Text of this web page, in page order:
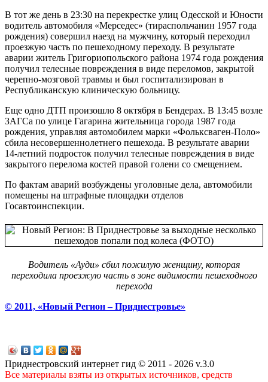
В тот же день в 23:30 на перекрестке улиц Одесской и Юности
водитель автомобиля «Мерседес» (тираспольчанин 1957 года
рождения) совершил наезд на мужчину, который переходил
проезжую часть по пешеходному переходу. В результате
аварии житель Григориопольского района 1974 года рождения
получил телесные повреждения в виде переломов, закрытой
черепно-мозговой травмы и был госпитализирован в
Республиканскую клиническую больницу.
Еще одно ДТП произошло 8 октября в Бендерах. В 13:45 возле
ЗАГСа по улице Гагарина жительница города 1987 года
рождения, управляя автомобилем марки «Фольксваген-Поло»
сбила несовершеннолетнего пешехода. В результате аварии
14-летний подросток получил телесные повреждения в виде
закрытого перелома костей правой голени со смещением.
По фактам аварий возбуждены уголовные дела, автомобили
помещены на штрафные площадки отделов
Госавтоинспекции.
Водитель «Ауди» сбил пожилую женщину, которая
переходила проезжую часть в зоне видимости пешеходного
перехода
© 2011, «Новый Регион – Приднестровье»
Приднестровский интернет гид © 2011 - 2026 v.3.0
Все материалы взяты из открытых источников, средств